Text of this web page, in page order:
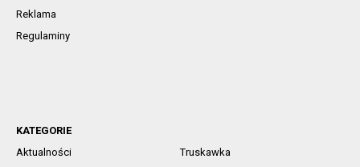
Reklama
Regulaminy
KATEGORIE
Aktualności
Truskawka